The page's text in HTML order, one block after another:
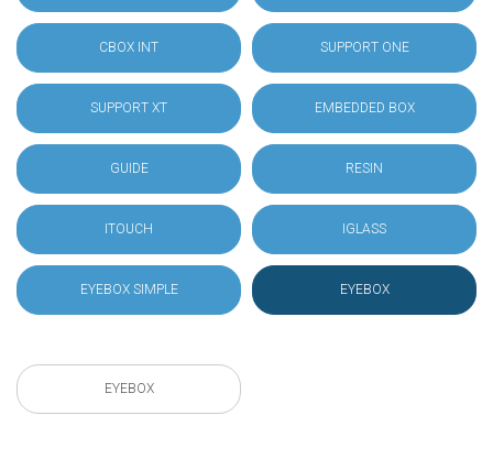
CBOX INT SUPPORT ONE
SUPPORT XT EMBEDDED BOX
GUIDE RESIN
ITOUCH IGLASS
EYEBOX SIMPLE EYEBOX
EYEBOX